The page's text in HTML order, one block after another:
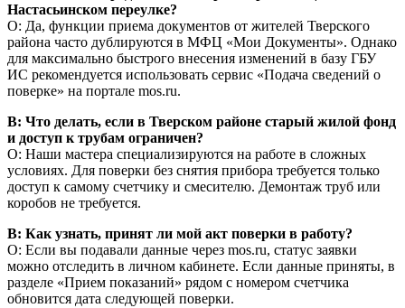
Настасьинском переулке?
О: Да, функции приема документов от жителей Тверского
района часто дублируются в МФЦ «Мои Документы». Однако
для максимально быстрого внесения изменений в базу ГБУ
ИС рекомендуется использовать сервис «Подача сведений о
поверке» на портале mos.ru.
В: Что делать, если в Тверском районе старый жилой фонд
и доступ к трубам ограничен?
О: Наши мастера специализируются на работе в сложных
условиях. Для поверки без снятия прибора требуется только
доступ к самому счетчику и смесителю. Демонтаж труб или
коробов не требуется.
В: Как узнать, принят ли мой акт поверки в работу?
О: Если вы подавали данные через mos.ru, статус заявки
можно отследить в личном кабинете. Если данные приняты, в
разделе «Прием показаний» рядом с номером счетчика
обновится дата следующей поверки.